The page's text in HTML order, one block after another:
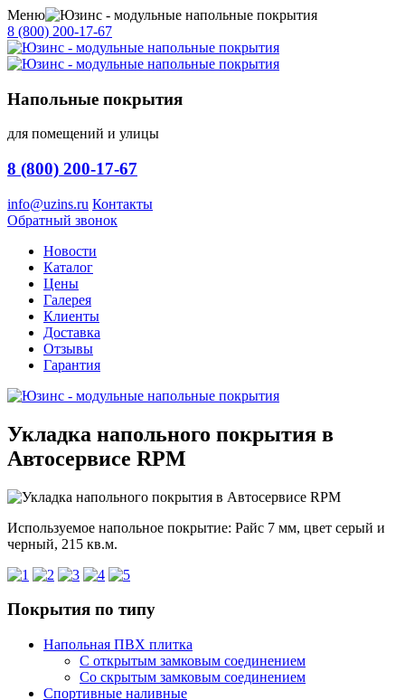
Меню
8 (800) 200-17-67
Напольные покрытия
для помещений и улицы
8 (800) 200-17-67
info@uzins.ru Контакты
Обратный звонок
Новости
Каталог
Цены
Галерея
Клиенты
Доставка
Отзывы
Гарантия
Укладка напольного покрытия в
Автосервисе RPM
Используемое напольное покрытие: Райс 7 мм, цвет серый и
черный, 215 кв.м.
Покрытия по типу
Напольная ПВХ плитка
С открытым замковым соединением
Со скрытым замковым соединением
Спортивные наливные